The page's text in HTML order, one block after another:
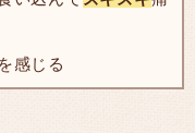
感じる